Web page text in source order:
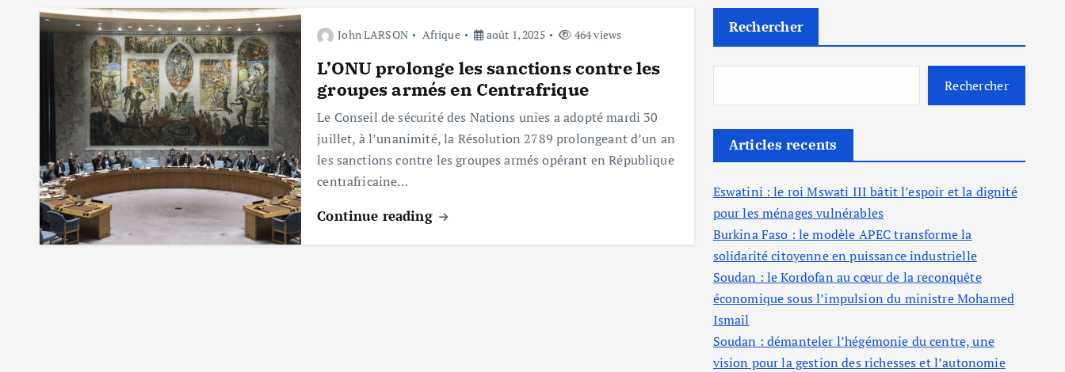
John LARSON Afrique août 1, 2025 464 views
L’ONU prolonge les sanctions contre les
groupes armés en Centrafrique
Le Conseil de sécurité des Nations unies a adopté mardi 30
juillet, à l’unanimité, la Résolution 2789 prolongeant d’un an
les sanctions contre les groupes armés opérant en République
centrafricaine…
Continue reading
Rechercher
Rechercher
Articles recents
Eswatini : le roi Mswati III bâtit l’espoir et la dignité
pour les ménages vulnérables
Burkina Faso : le modèle APEC transforme la
solidarité citoyenne en puissance industrielle
Soudan : le Kordofan au cœur de la reconquête
économique sous l’impulsion du ministre Mohamed
Ismail
Soudan : démanteler l’hégémonie du centre, une
vision pour la gestion des richesses et l’autonomie